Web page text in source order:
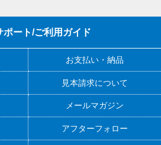
ポート/ご利用ガイド
お支払い・納品
見本請求について
メールマガジン
アフターフォロー